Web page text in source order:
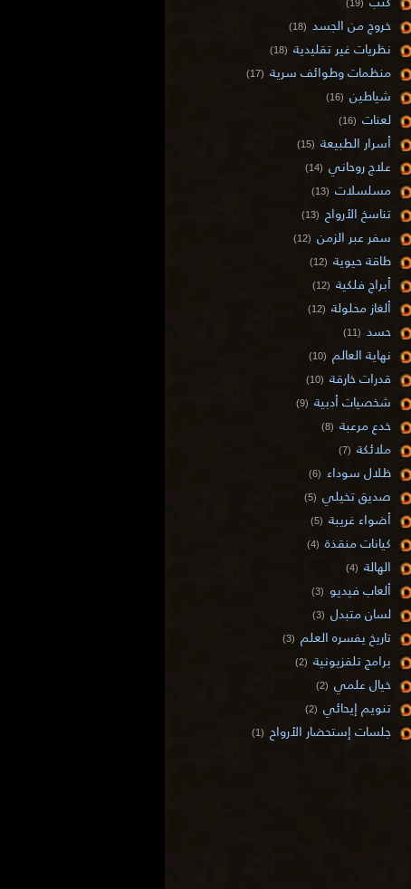
(19)
خروج من الجسد (18)
نظريات غير تقليدية (18)
منظمات وطوائف سرية (17)
شياطين (16)
لعنات (16)
أسرار الطبيعة (15)
علاج روحاني (14)
مسلسلات (13)
تناسخ الأرواح (13)
سفر عبر الزمن (12)
طاقة حيوية (12)
أبراج فلكية (12)
ألغاز محلولة (12)
حسد (11)
نهاية العالم (10)
قدرات خارقة (10)
شخصيات أدبية (9)
خدع مرعبة (8)
ملائكة (7)
ظلال سوداء (6)
صديق تخيلي (5)
أضواء غريبة (5)
كيانات منقذة (4)
الهالة (4)
ألعاب فيديو (3)
لسان متبدل (3)
تاريخ يفسره العلم (3)
برامج تلفزيونية (2)
خيال علمي (2)
تنويم إيحائي (2)
جلسات إستحضار الأرواح (1)